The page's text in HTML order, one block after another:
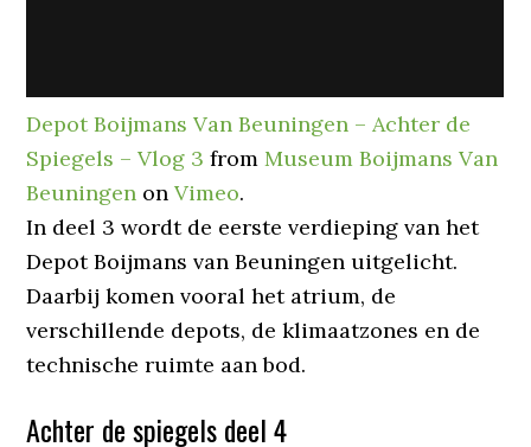
Depot Boijmans Van Beuningen – Achter de
Spiegels – Vlog 3 fromMuseum Boijmans Van
Beuningen onVimeo.
In deel 3 wordt de eerste verdieping van het
Depot Boijmans van Beuningen uitgelicht.
Daarbij komen vooral het atrium, de
verschillende depots, de klimaatzones en de
technische ruimte aan bod.
Achter de spiegels deel 4